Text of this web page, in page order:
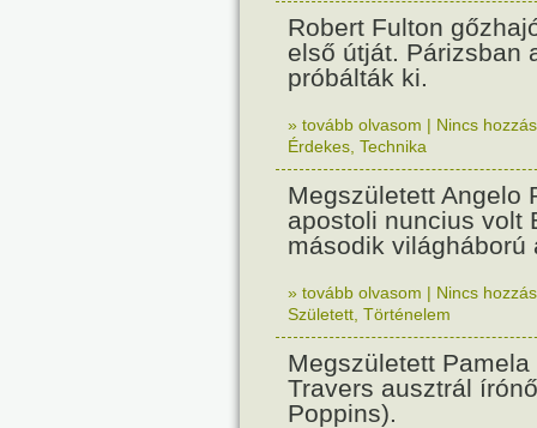
Robert Fulton
első útját. Párizsban
próbálták ki.
» tovább olvasom | Nincs
Érdekes Technika
Megszületett Angelo
apostoli nuncius volt
második világháború
» tovább olvasom | Nincs
Született Történelem
Megszületett Pamela
Travers ausztrál
Poppins).